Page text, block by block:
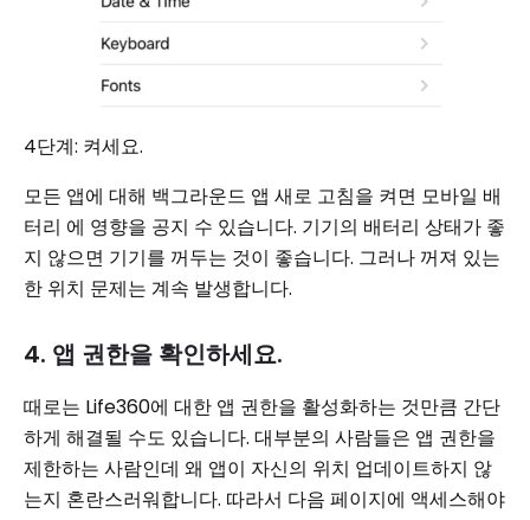
4단계: 켜세요.
모든 앱에 대해 백그라운드 앱 새로 고침을 켜면 모바일 배
터리 에 영향을 공지 수 있습니다. 기기의 배터리 상태가 좋
지 않으면 기기를 꺼두는 것이 좋습니다. 그러나 꺼져 있는
한 위치 문제는 계속 발생합니다.
4. 앱 권한을 확인하세요.
때로는 Life360에 대한 앱 권한을 활성화하는 것만큼 간단
하게 해결될 수도 있습니다. 대부분의 사람들은 앱 권한을
제한하는 사람인데 왜 앱이 자신의 위치 ​​업데이트하지 않
는지 혼란스러워합니다. 따라서 다음 페이지에 액세스해야